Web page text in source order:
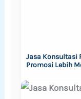
Jasa Konsultasi
Promosi Lebih